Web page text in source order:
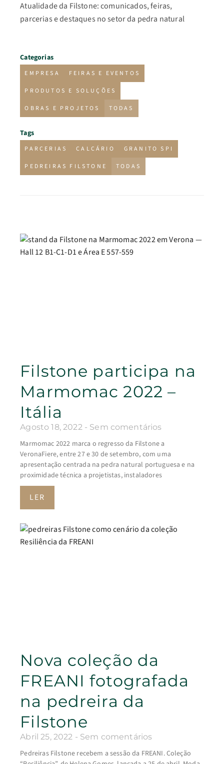
Atualidade da Filstone: comunicados, feiras,
parcerias e destaques no setor da pedra natural
Categorias
EMPRESA FEIRAS E EVENTOS
PRODUTOS E SOLUÇÕES
OBRAS E PROJETOS TODAS
Tags
PARCERIAS CALCÁRIO GRANITO SPI
PEDREIRAS FILSTONE TODAS
Filstone participa na
Marmomac 2022 –
Itália
Agosto 18, 2022 Sem comentários
Marmomac 2022 marca o regresso da Filstone a
VeronaFiere, entre 27 e 30 de setembro, com uma
apresentação centrada na pedra natural portuguesa e na
proximidade técnica a projetistas, instaladores
LER
Nova coleção da
FREANI fotografada
na pedreira da
Filstone
Abril 25, 2022 Sem comentários
Pedreiras Filstone recebem a sessão da FREANI. Coleção